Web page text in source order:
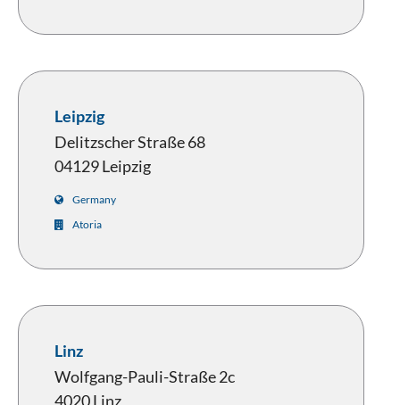
Leipzig
Delitzscher Straße 68
04129 Leipzig
Germany
Atoria
Linz
Wolfgang-Pauli-Straße 2c
4020 Linz